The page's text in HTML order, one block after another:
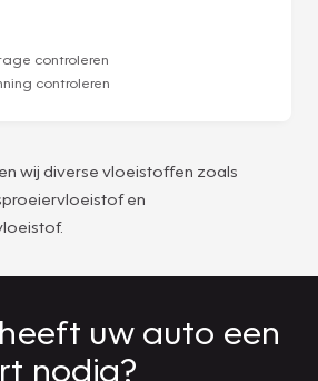
controleren
controleren
wij diverse vloeistoffen zoals
en
uw auto een
nodig?